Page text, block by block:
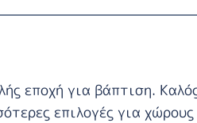
εποχή για βάπτιση.
επιλογές για χώρους